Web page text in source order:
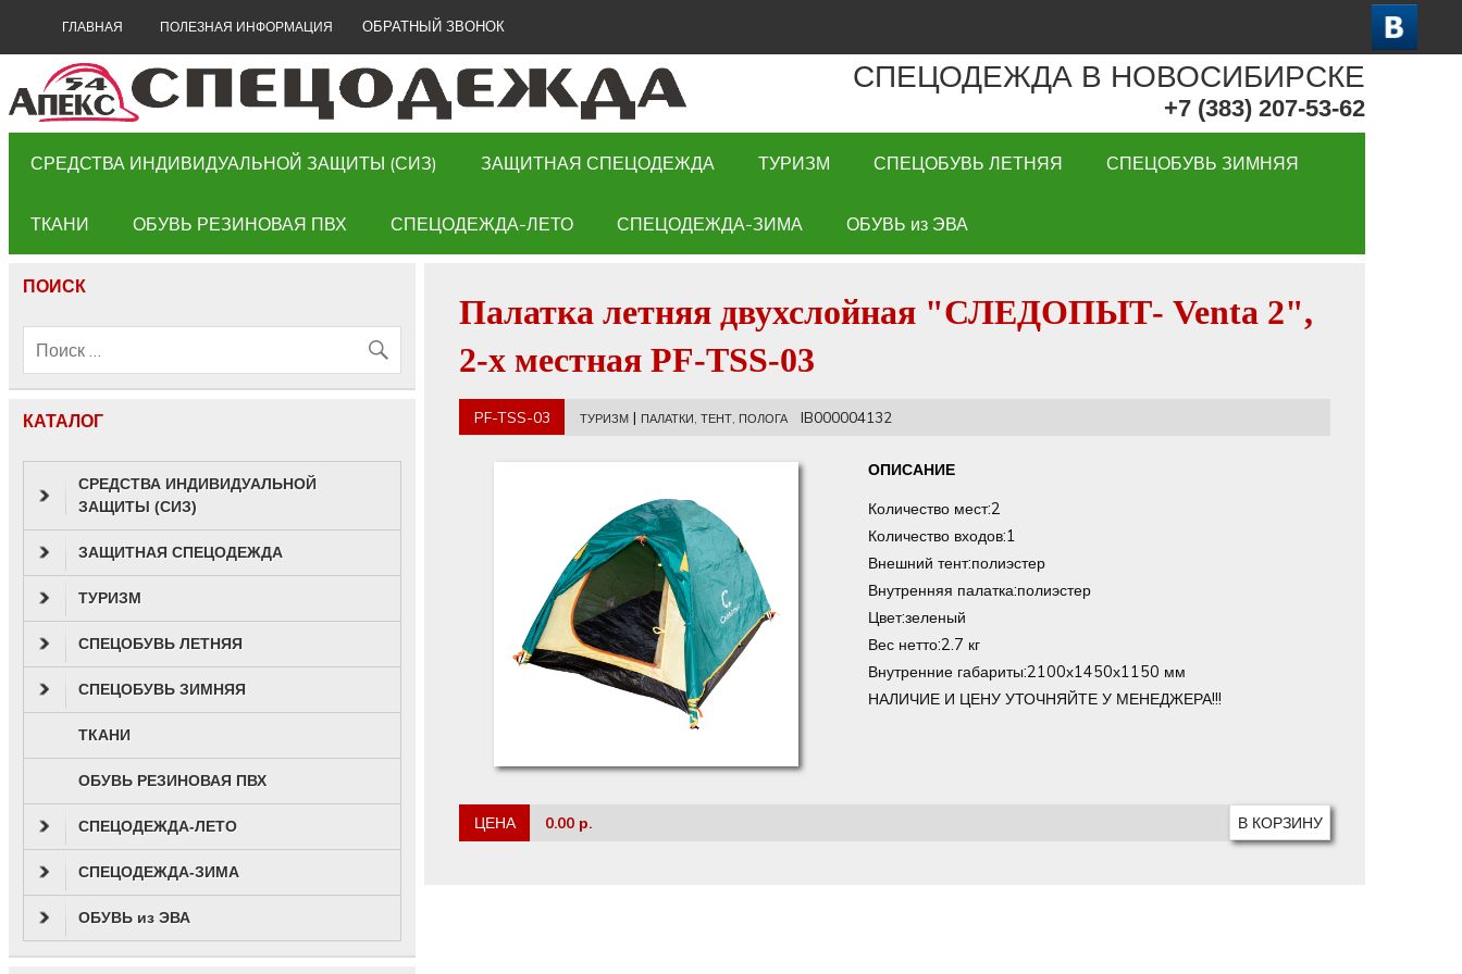
ГЛАВНАЯ ПОЛЕЗНАЯ ИНФОРМАЦИЯ ОБРАТНЫЙ ЗВОНОК
СПЕЦОДЕЖДА В НОВОСИБИРСКЕ
+7 (383) 207-53-62
СРЕДСТВА ИНДИВИДУАЛЬНОЙ ЗАЩИТЫ (СИЗ) ЗАЩИТНАЯ СПЕЦОДЕЖДА ТУРИЗМ СПЕЦОБУВЬ ЛЕТНЯЯ СПЕЦОБУВЬ ЗИМНЯЯ
ТКАНИ ОБУВЬ РЕЗИНОВАЯ ПВХ СПЕЦОДЕЖДА-ЛЕТО СПЕЦОДЕЖДА-ЗИМА ОБУВЬ из ЭВА
Палатка летняя двухслойная "СЛЕДОПЫТ- Venta 2",
2-х местная PF-TSS-03
PF-TSS-03 ТУРИЗМ | ПАЛАТКИ, ТЕНТ, ПОЛОГА IB000004132
ОПИСАНИЕ
Количество мест:2
Количество входов:1
Внешний тент:полиэстер
Внутренняя палатка:полиэстер
Цвет:зеленый
Вес нетто:2.7 кг
Внутренние габариты:2100х1450х1150 мм
НАЛИЧИЕ И ЦЕНУ УТОЧНЯЙТЕ У МЕНЕДЖЕРА!!!
ЦЕНА 0.00 р.
ПОИСК
КАТАЛОГ
СРЕДСТВА ИНДИВИДУАЛЬНОЙ
ЗАЩИТЫ (СИЗ)
ЗАЩИТНАЯ СПЕЦОДЕЖДА
ТУРИЗМ
СПЕЦОБУВЬ ЛЕТНЯЯ
СПЕЦОБУВЬ ЗИМНЯЯ
ТКАНИ
ОБУВЬ РЕЗИНОВАЯ ПВХ
СПЕЦОДЕЖДА-ЛЕТО
СПЕЦОДЕЖДА-ЗИМА
ОБУВЬ из ЭВА